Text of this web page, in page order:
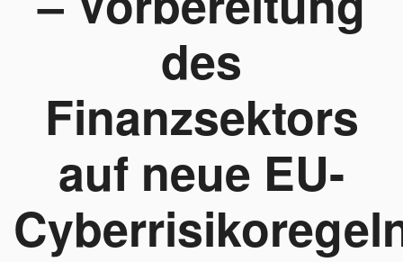
des
Finanzsektors
auf neue EU-